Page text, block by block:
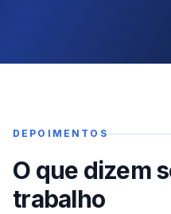
DEPOIMENTOS
O que dizem
trabalho